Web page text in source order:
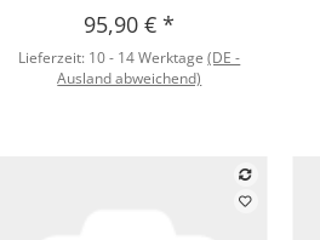
95,90 €*
Lieferzeit: 10 - 14 Werktage(DE -
Ausland abweichend)